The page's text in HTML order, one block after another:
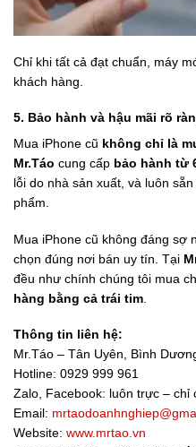
Chỉ khi tất cả đạt chuẩn, máy
khách hàng.
5. Bảo hành và hậu mãi rõ
Mua iPhone cũ không chỉ là
Mr.Táo cung cấp bảo hành từ
lỗi do nhà sản xuất, và luôn
phẩm.
Mua iPhone cũ không đáng sợ
chọn đúng nơi bán uy tín. Tại
đều như chính chúng tôi mua
hàng bằng cả trái tim
Thông tin liên hệ:
Mr.Táo – Tân Uyên, Bình
Hotline: 0929 999 961
Zalo, Facebook: luôn trực – chỉ
Email:
Website: www.mrtao.vn